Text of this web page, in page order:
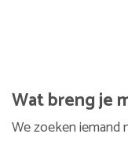
Wat breng je
We zoeken iemand